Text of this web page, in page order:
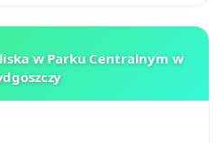
w Parku Centralnym w